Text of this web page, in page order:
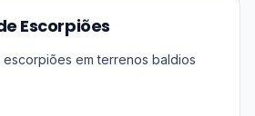
Escorpiões
em terrenos baldios